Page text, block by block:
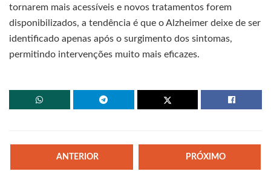
tornarem mais acessíveis e novos tratamentos forem
disponibilizados, a tendência é que o Alzheimer deixe de ser
identificado apenas após o surgimento dos sintomas,
permitindo intervenções muito mais eficazes.
ANTERIOR PRÓXIMO